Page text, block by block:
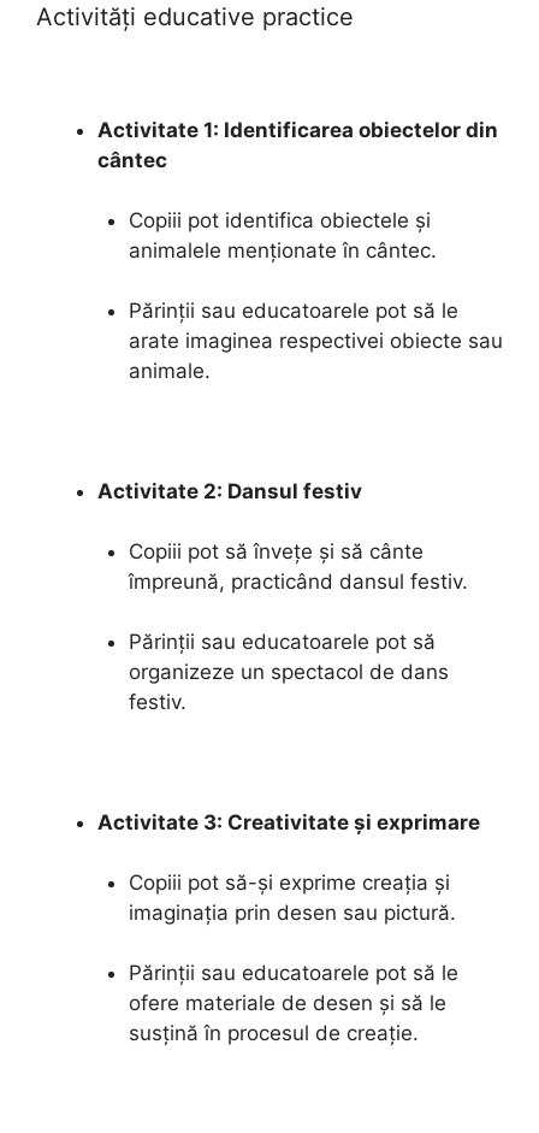
Activități educative practice
Activitate 1: Identificarea obiectelor din
cântec
Copiii pot identifica obiectele și
animalele menționate în cântec.
Părinții sau educatoarele pot să le
arate imaginea respectivei obiecte sau
animale.
Activitate 2: Dansul festiv
Copiii pot să învețe și să cânte
împreună, practicând dansul festiv.
Părinții sau educatoarele pot să
organizeze un spectacol de dans
festiv.
Activitate 3: Creativitate și exprimare
Copiii pot să-și exprime creația și
imaginația prin desen sau pictură.
Părinții sau educatoarele pot să le
ofere materiale de desen și să le
susțină în procesul de creație.